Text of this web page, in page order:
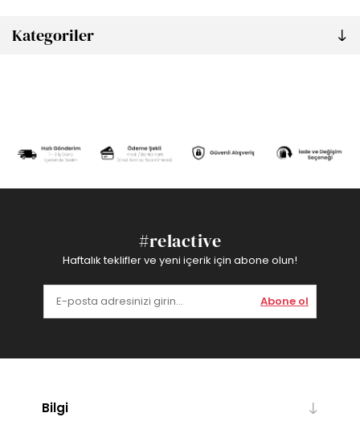
Kategoriler
#relactive
Haftalık teklifler ve yeni içerik için abone olun!
Abone ol
Bilgi